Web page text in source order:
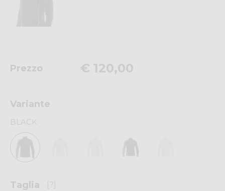
Prezzo € 120,00
Variante
BLACK
Taglia [?]